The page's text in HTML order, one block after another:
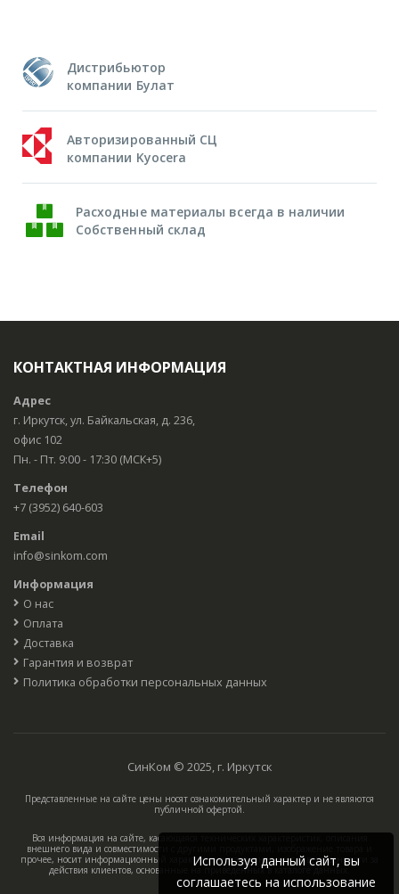
Используя данный сайт, вы
соглашаетесь на использование
Дистрибьютор
компании Булат
Авторизированный СЦ
компании Kyocera
Расходные материалы всегда в наличии
Собственный склад
КОНТАКТНАЯ ИНФОРМАЦИЯ
Адрес
г. Иркутск, ул. Байкальская, д. 236,
офис 102
Пн. - Пт. 9:00 - 17:30 (МСК+5)
Телефон
+7 (3952) 640-603
Email
info@sinkom.com
Информация
О нас
Оплата
Доставка
Гарантия и возврат
Политика обработки персональных данных
СинКом © 2025, г. Иркутск
Представленные на сайте цены носят ознакомительный характер и не являются
публичной офертой.
Вся информация на сайте, касающаяся технических характеристик, описания
внешнего вида и совместимости с другими продуктами, изображение товара и
прочее, носит информационный характер, компания не несёт ответственности за
действия клиентов, основанные на приведённых в каталоге данных.